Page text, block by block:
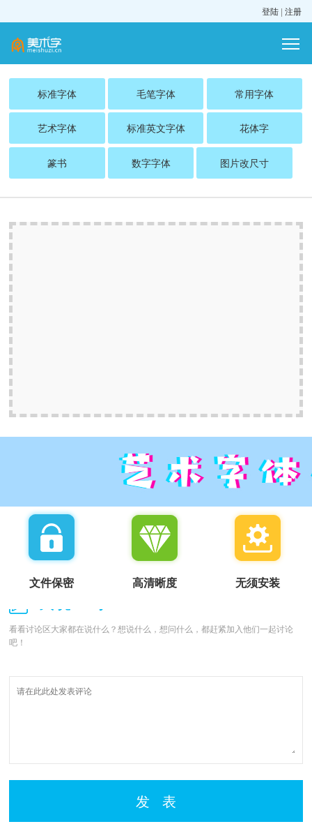
登陆 | 注册
标准字体 毛笔字体 常用字体
艺术字体 标准英文字体 花体字
篆书 数字字体 图片改尺寸
文件保密 高清晰度 无须安装
看看讨论区大家都在说什么？想说什么，想问什么，都赶紧加入他们一起讨论
吧！
发 表